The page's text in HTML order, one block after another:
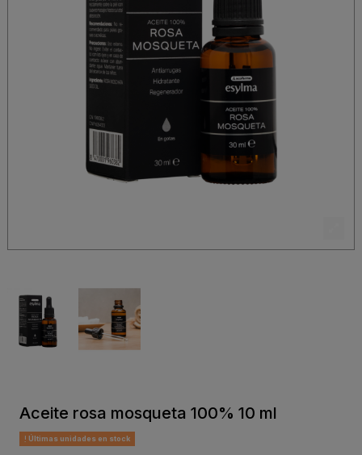
Aceite rosa mosqueta 100% 10 ml
Últimas unidades en stock